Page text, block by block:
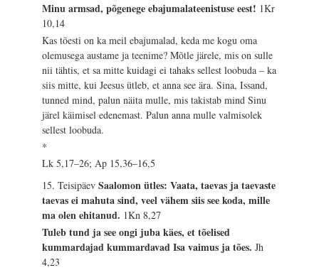
Minu armsad, põgenege ebajumalateenistuse eest! 1Kr
10,14
Kas tõesti on ka meil ebajumalad, keda me kogu oma
olemusega austame ja teenime? Mõtle järele, mis on sulle
nii tähtis, et sa mitte kuidagi ei tahaks sellest loobuda – ka
siis mitte, kui Jeesus ütleb, et anna see ära. Sina, Issand,
tunned mind, palun näita mulle, mis takistab mind Sinu
järel käimisel edenemast. Palun anna mulle valmisolek
sellest loobuda.
*
Lk 5,17–26; Ap 15,36–16,5
15. TeisipäevSaalomon ütles: Vaata, taevas ja taevaste
taevas ei mahuta sind, veel vähem siis see koda, mille
ma olen ehitanud. 1Kn 8,27
Tuleb tund ja see ongi juba käes, et tõelised
kummardajad kummardavad Isa vaimus ja tões.Jh
4,23